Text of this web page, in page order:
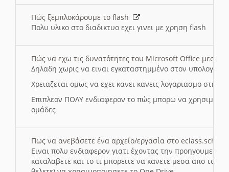
Πώς ξεμπλοκάρουμε το flash
Πολυ υλικο στο διαδικτυο εχει γινει με χρηση flash
Πώς να εχω τις δυνατότητες του Microsoft Office μεσω
Δηλαδη χωρις να ειναι εγκαταστημμένο στον
Χρειαζεται ομως να εχει κανει κανεις λογαριασμο στη
Επιπλεον ΠΟΛΥ ενδιαφερον το πώς μπορω να
ομάδες
Πως να ανεβάσετε ένα αρχείο/εργασία στο eclass.sch.gr
Ειναι πολυ ενδιαφερον γιατι έχοντας την
καταλαβετε και το τι μπορειτε να κανετε μεσα απο το